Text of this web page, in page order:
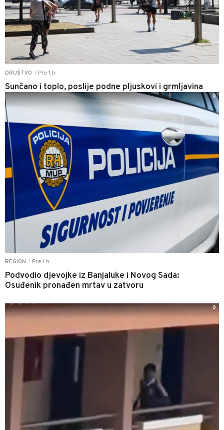
DRUŠTVO Pre 1 h
Sunčano i toplo, poslije podne pljuskovi i grmljavina
REGION Pre 1 h
Podvodio djevojke iz Banjaluke i Novog Sada:
Osuđenik pronađen mrtav u zatvoru
0
0